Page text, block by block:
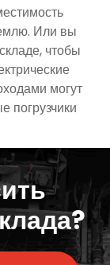
Или вы
чтобы
могут
погрузчики